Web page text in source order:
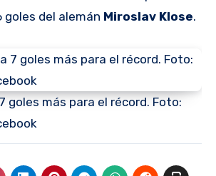
goles del alemán Miroslav Klose.
goles más para el récord. Foto: